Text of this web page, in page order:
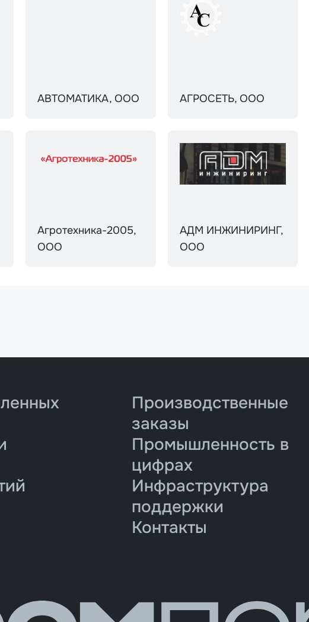
АВТОМАТИКА, ООО АГРОСЕТЬ, ООО
Агротехника-2005,
ООО
АДМ ИНЖИНИРИНГ,
ООО
Производственные
заказы
Промышленность в
цифрах
Инфраструктура
поддержки
Контакты